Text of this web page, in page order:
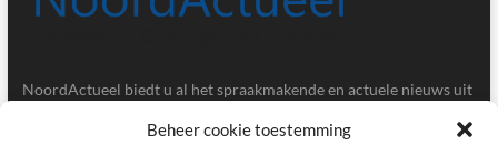
Beheer cookie toestemming
NoordActueel biedt u al het spraakmakende en actuele nieuws uit